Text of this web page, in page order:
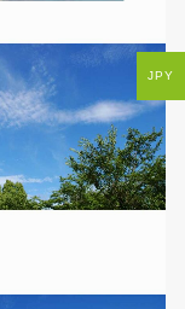
ダウンロード
JPY